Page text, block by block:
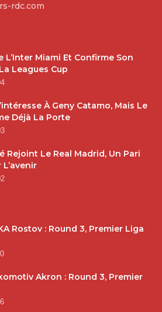
rdc.com
L’Inter Miami Et Confirme Son
Leagues Cup
À Geny Catamo, Mais Le
Déjà La Porte
Rejoint Le Real Madrid, Un Pari
Rostov : Round 3, Premier Liga
Akron : Round 3, Premier